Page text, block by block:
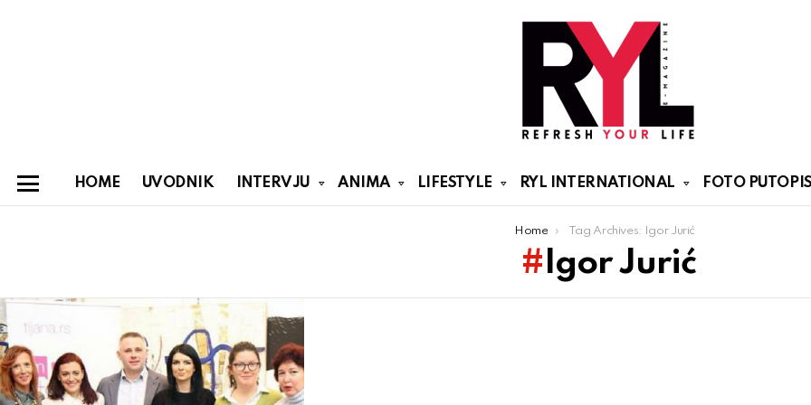
HOME UVODNIK INTERVJU ANIMA LIFESTYLE RYL INTERNATIONAL FOTO PUTOPISI
Home Tag Archives: Igor Jurić
Igor Jurić
Latest
stories